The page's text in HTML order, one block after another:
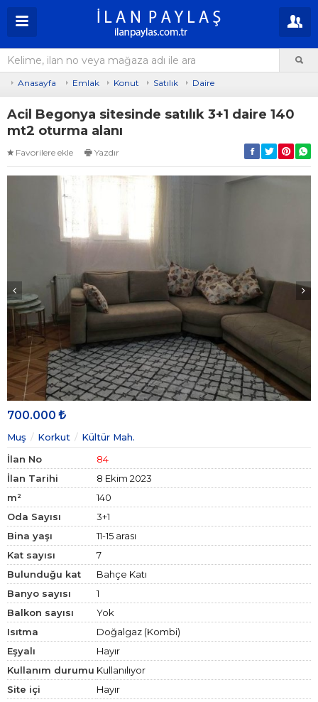
Anasayfa Emlak Konut Satılık Daire
Acil Begonya sitesinde satılık 3+1 daire 140
mt2 oturma alanı
Favorilere ekle Yazdır
700.000
Muş Korkut
Kültür Mah.
İlan No
84
İlan Tarihi
8 Ekim 2023
m²
140
Oda Sayısı
3+1
Bina yaşı
11-15 arası
Kat sayısı
7
Bulunduğu kat
Bahçe Katı
Banyo sayısı
1
Balkon sayısı
Yok
Isıtma
Doğalgaz (Kombi)
Eşyalı
Hayır
Kullanım durumu Kullanılıyor
Site içi
Hayır